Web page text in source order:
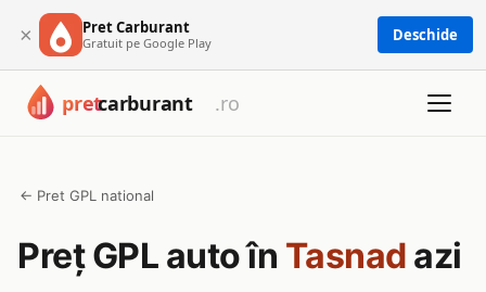
× Pret Carburant
Gratuit pe Google Play Deschide
← Pret GPL national
Preț GPL auto în Tasnad azi